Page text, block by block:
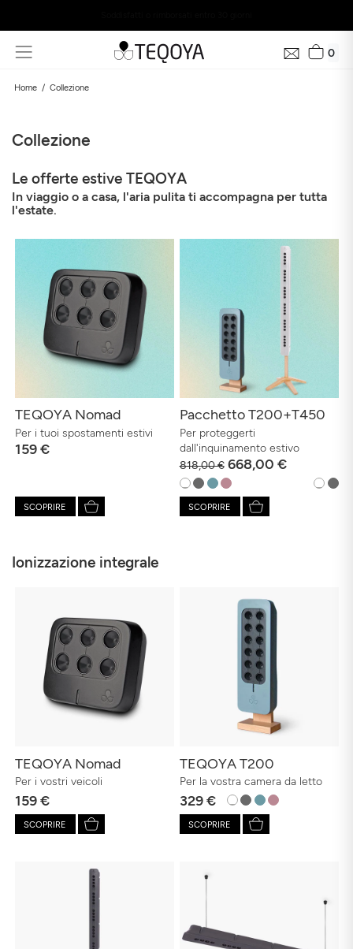
0
Home Collezione
Collezione
Le offerte estive TEQOYA
In viaggio o a casa, l'aria pulita ti accompagna per tutta
l'estate.
TEQOYA Nomad
Per i tuoi spostamenti estivi
159 €
SCOPRIRE
Pacchetto T200+T450
Per proteggerti
dall'inquinamento estivo
818,00 €668,00 €
SCOPRIRE
Ionizzazione integrale
TEQOYA Nomad
Per i vostri veicoli
159 €
SCOPRIRE
TEQOYA T200
Per la vostra camera da letto
329 €
SCOPRIRE